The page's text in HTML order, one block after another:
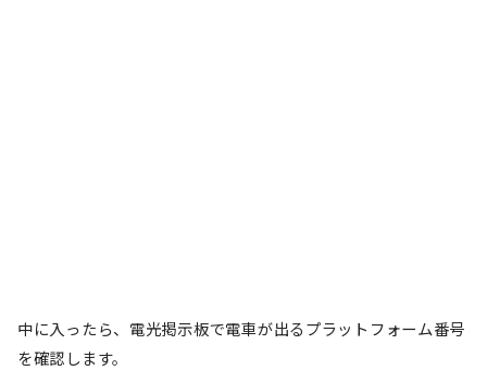
中に入ったら、電光掲示板で電車が出るプラットフォーム番号
を確認します。